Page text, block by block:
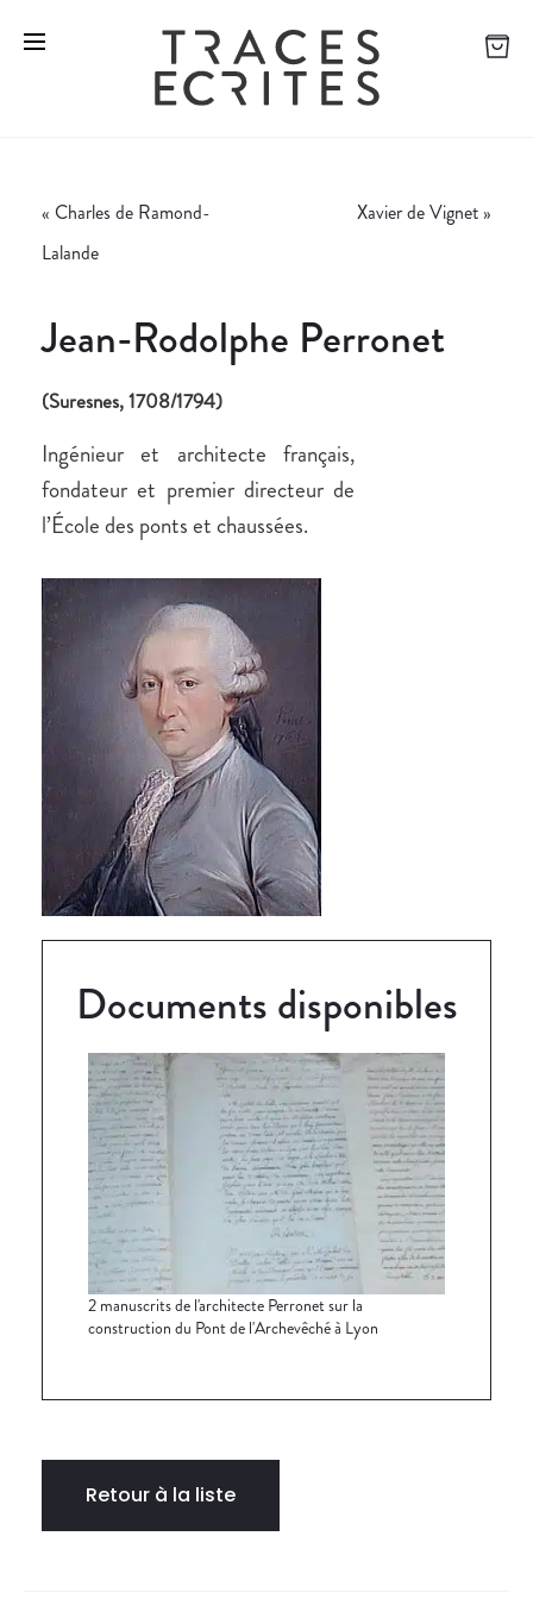
« Charles de Ramond-
Lalande
Xavier de Vignet »
Jean-Rodolphe Perronet
(Suresnes, 1708/1794)
Ingénieur et architecte français,
fondateur et premier directeur de
l’École des ponts et chaussées.
Documents disponibles
2 manuscrits de l'architecte Perronet sur la
construction du Pont de l'Archevêché à Lyon
Retour à la liste